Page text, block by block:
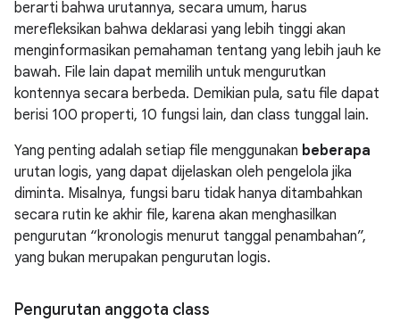
berarti bahwa urutannya, secara umum, harus
merefleksikan bahwa deklarasi yang lebih tinggi akan
menginformasikan pemahaman tentang yang lebih jauh ke
bawah. File lain dapat memilih untuk mengurutkan
kontennya secara berbeda. Demikian pula, satu file dapat
berisi 100 properti, 10 fungsi lain, dan class tunggal lain.
Yang penting adalah setiap file menggunakan beberapa
urutan logis, yang dapat dijelaskan oleh pengelola jika
diminta. Misalnya, fungsi baru tidak hanya ditambahkan
secara rutin ke akhir file, karena akan menghasilkan
pengurutan “kronologis menurut tanggal penambahan”,
yang bukan merupakan pengurutan logis.
Pengurutan anggota class